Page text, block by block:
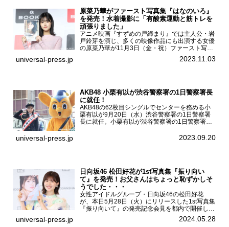
原菜乃華がファースト写真集『はなのいろ』
を発売！水着撮影に「有酸素運動と筋トレを
頑張りました」
アニメ映画『すずめの戸締まり』では主人公・岩
戸鈴芽を演じ、多くの映像作品にも出演する女優
の原菜乃華が11月3日（金・祝）ファースト写真
集『はなのいろ』発売記念イベントを
HMV&BOOKS SHIBUYAで開催した。原菜乃華フ
universal-press.jp 2023.11.03
AKB48 小栗有以が渋谷警察署の1日警察署長
に就任！
AKB48の62枚目シングルでセンターを務める小
栗有以が9月20日（水）渋谷警察署の1日警察署
長に就任。小栗有以が渋谷警察署の1日警察署長
での10日間実施される令和5年 秋の全国交通安全
universal-press.jp 2023.09.20
日向坂46 松田好花が1st写真集『振り向い
て』を発売！お父さんはちょっと恥ずかしそ
うでした・・・
女性アイドルグループ・日向坂46の松田好花
が、本日5月28日（火）にリリースした1st写真集
『振り向いて』の発売記念会見を都内で開催し
た。日向坂46 松田好花1st写真集『振り向いて』
発売記念会見写真集では日向坂46の松田好花を
universal-press.jp 2024.05.28